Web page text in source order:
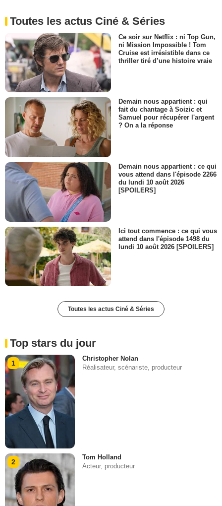
Toutes les actus Ciné & Séries
Ce soir sur Netflix : ni Top Gun,
ni Mission Impossible ! Tom
Cruise est irrésistible dans ce
thriller tiré d’une histoire vraie
Demain nous appartient : qui
fait du chantage à Soizic et
Samuel pour récupérer l'argent
? On a la réponse
Demain nous appartient : ce qui
vous attend dans l'épisode 2266
du lundi 10 août 2026
[SPOILERS]
Ici tout commence : ce qui vous
attend dans l'épisode 1498 du
lundi 10 août 2026 [SPOILERS]
Toutes les actus Ciné & Séries
Top stars du jour
1
Christopher Nolan
Réalisateur, scénariste, producteur
2
Tom Holland
Acteur, producteur